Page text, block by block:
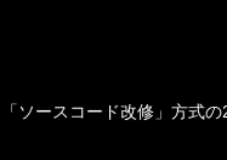
ースコード改修」方式の